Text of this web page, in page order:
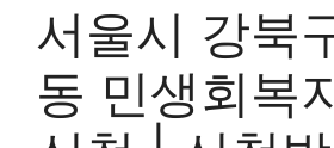
서울시 강북
동 민생회복